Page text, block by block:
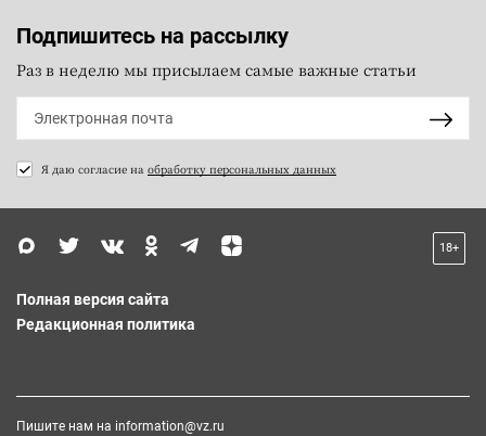
Подпишитесь на рассылку
Раз в неделю мы присылаем самые важные статьи
Я даю согласие на обработку персональных данных
18+
Полная версия сайта
Редакционная политика
Пишите нам на information@vz.ru